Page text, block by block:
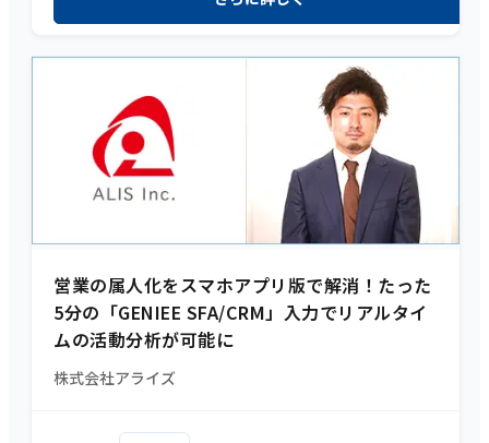
営業の属人化をスマホアプリ版で解消！たった
5分の「GENIEE SFA/CRM」入力でリアルタイ
ムの活動分析が可能に
株式会社アライズ